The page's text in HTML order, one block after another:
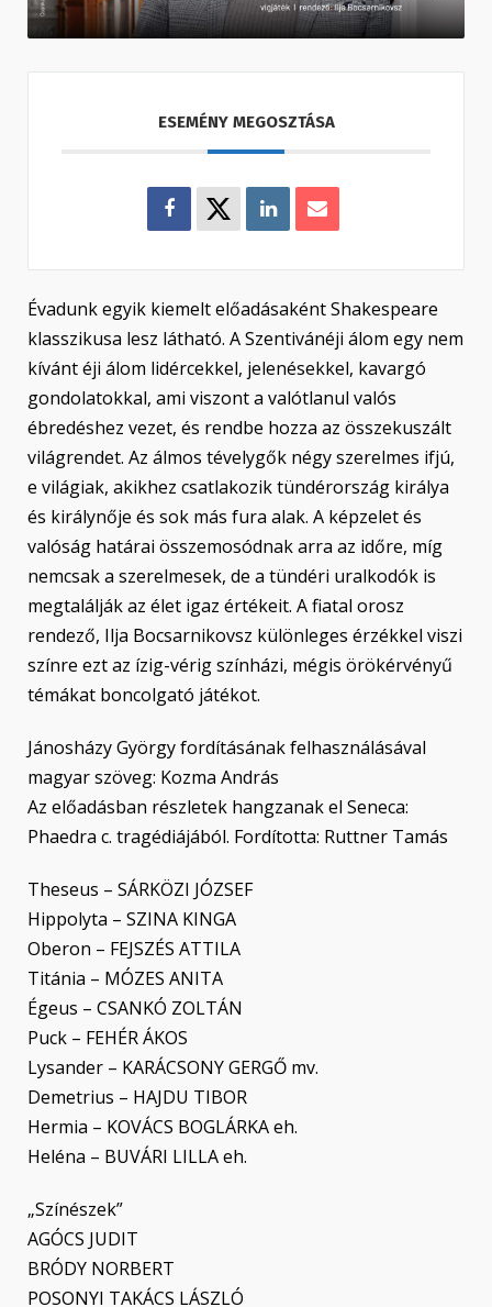
Évadunk egyik kiemelt előadásaként Shakespeare
klasszikusa lesz látható. A Szentivánéji álom egy nem
kívánt éji álom lidércekkel, jelenésekkel, kavargó
gondolatokkal, ami viszont a valótlanul valós
ébredéshez vezet, és rendbe hozza az összekuszált
világrendet. Az álmos tévelygők négy szerelmes ifjú,
e világiak, akikhez csatlakozik tündérország királya
és királynője és sok más fura alak. A képzelet és
valóság határai összemosódnak arra az időre, míg
nemcsak a szerelmesek, de a tündéri uralkodók is
megtalálják az élet igaz értékeit. A fiatal orosz
rendező, Ilja Bocsarnikovsz különleges érzékkel viszi
színre ezt az ízig-vérig színházi, mégis örökérvényű
témákat boncolgató játékot.
Jánosházy György fordításának felhasználásával
magyar szöveg: Kozma András
Az előadásban részletek hangzanak el Seneca:
Phaedra c. tragédiájából. Fordította: Ruttner Tamás
Theseus – SÁRKÖZI JÓZSEF
Hippolyta – SZINA KINGA
Oberon – FEJSZÉS ATTILA
Titánia – MÓZES ANITA
Égeus – CSANKÓ ZOLTÁN
Puck – FEHÉR ÁKOS
Lysander – KARÁCSONY GERGŐ mv.
Demetrius – HAJDU TIBOR
Hermia – KOVÁCS BOGLÁRKA eh.
Heléna – BUVÁRI LILLA eh.
„Színészek”
AGÓCS JUDIT
BRÓDY NORBERT
POSONYI TAKÁCS LÁSZLÓ
ESEMÉNY MEGOSZTÁSA